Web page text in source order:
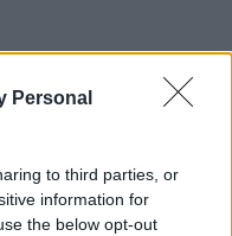
Personal
to third parties, or
information for
the below opt-out